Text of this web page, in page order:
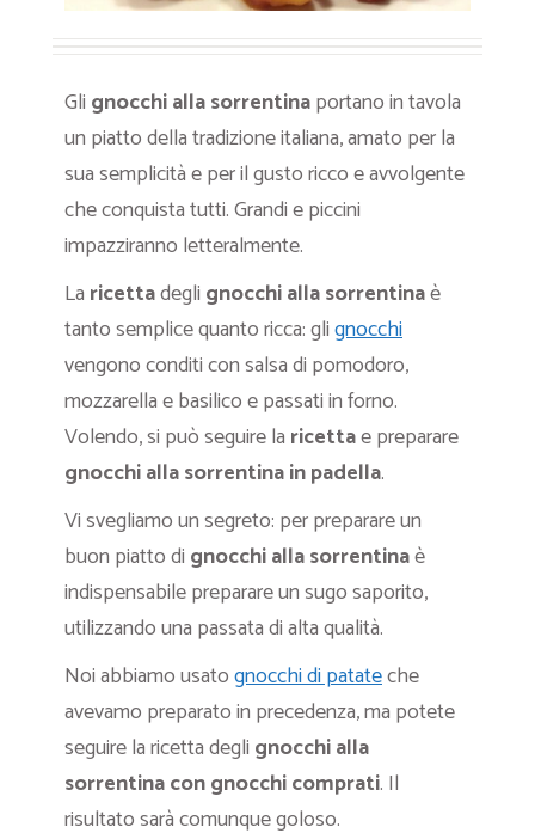
Gli gnocchi alla sorrentinaportano in tavola
un piatto della tradizione italiana, amato per la
sua semplicità e per il gusto ricco e avvolgente
che conquista tutti. Grandi e piccini
impazziranno letteralmente.
La ricettadegli gnocchi alla sorrentinaè
tanto semplice quanto ricca: glignocchi
vengono conditi con salsa di pomodoro,
mozzarella e basilico e passati in forno.
Volendo, si può seguire la ricettae preparare
gnocchi alla sorrentina in padella.
Vi svegliamo un segreto: per preparare un
buon piatto di gnocchi alla sorrentinaè
indispensabile preparare un sugo saporito,
utilizzando una passata di alta qualità.
Noi abbiamo usatognocchi di patateche
avevamo preparato in precedenza, ma potete
seguire la ricetta degli gnocchi alla
sorrentina con gnocchi comprati. Il
risultato sarà comunque goloso.